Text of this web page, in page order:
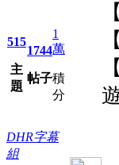
515
主
題
1744
帖子
1
萬
積
分
DHR字幕
組